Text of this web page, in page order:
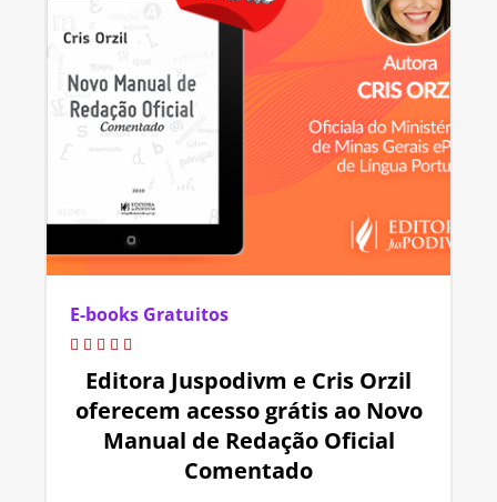
E-books Gratuitos
Editora Juspodivm e Cris Orzil
oferecem acesso grátis ao Novo
Manual de Redação Oficial
Comentado